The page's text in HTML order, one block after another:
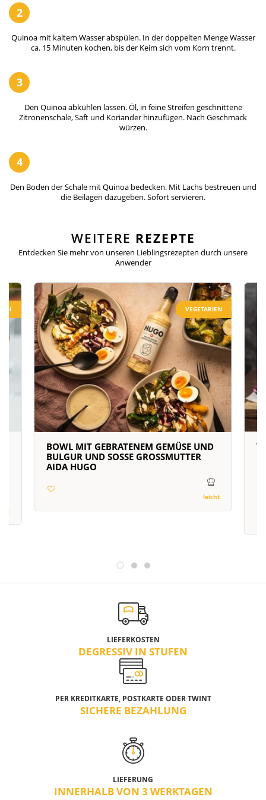
2
Quinoa mit kaltem Wasser abspülen. In der doppelten Menge Wasser
ca. 15 Minuten kochen, bis der Keim sich vom Korn trennt.
3
Den Quinoa abkühlen lassen. Öl, in feine Streifen geschnittene
Zitronenschale, Saft und Koriander hinzufügen. Nach Geschmack
würzen.
4
Den Boden der Schale mit Quinoa bedecken. Mit Lachs bestreuen und
die Beilagen dazugeben. Sofort servieren.
WEITERE REZEPTE
Entdecken Sie mehr von unseren Lieblingsrezepten durch unsere
Anwender
VEGETARIEN
BOWL MIT GEBRATENEM GEMÜSE UND
BULGUR UND SOSSE GROSSMUTTER AI
DA HUGO
leicht
LIEFERKOSTEN
DEGRESSIV IN STUFEN
PER KREDITKARTE, POSTKARTE ODER TWINT
SICHERE BEZAHLUNG
LIEFERUNG
INNERHALB VON 3 WERKTAGEN